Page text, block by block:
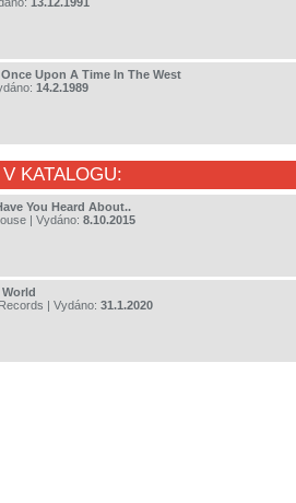
Upon A Time In The West
14.2.1989
KATALOGU:
You Heard About..
| Vydáno: 8.10.2015
| Vydáno: 31.1.2020